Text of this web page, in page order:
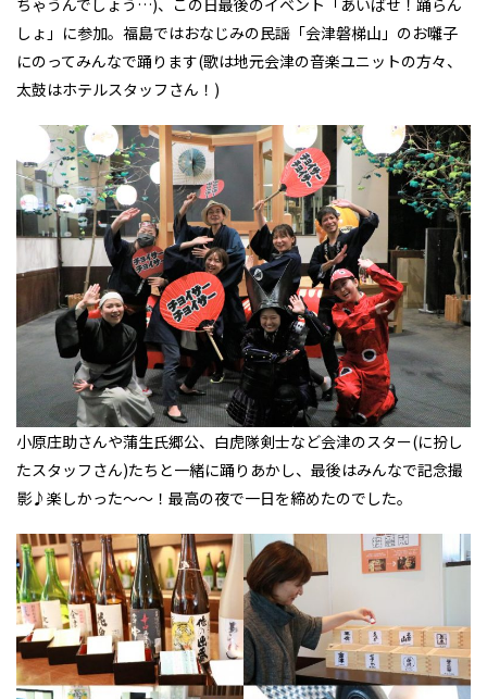
しょ」に参加。福島ではおなじみの民謡「会津磐梯山」のお囃子
にのってみんなで踊ります(歌は地元会津の音楽ユニットの方々、
太鼓はホテルスタッフさん！)
小原庄助さんや蒲生氏郷公、白虎隊剣士など会津のスター(に扮し
たスタッフさん)たちと一緒に踊りあかし、最後はみんなで記念撮
影♪楽しかった～～！最高の夜で一日を締めたのでした。